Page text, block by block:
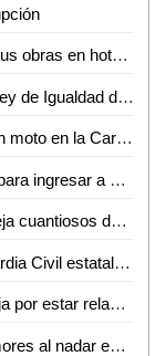
Pintor Miguel Ángel Hernández exhibirá sus obras en hotel de Ciudad Valles
Abogada Vallense propone reforma a la Ley de Igualdad de Mujeres
Se cayeron dos personas que viajaban en moto en la Carretera al Ingenio
Más de 7 mil niños presentaron examen para ingresar a secundarias en la Huasteca Norte
Choque en Boulevard México - Laredo deja cuantiosos daños materiales
Agentes de la división caminos de la Guardia Civil estatal frustran extorsión
Trabajador Municipal de La Pila causa baja por estar relacionado a un hecho delictivo
Lesly Farfán: desafiando los límites y temores al nadar en aguas abiertas